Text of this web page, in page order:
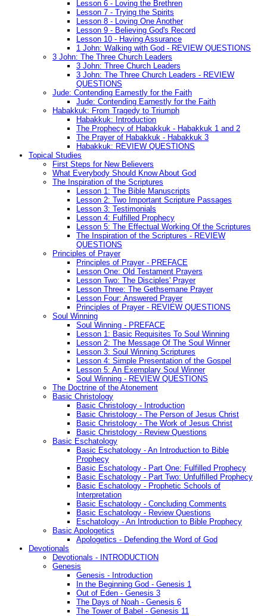
Lesson 6 - Loving the Brethren
Lesson 7 - Trying the Spirits
Lesson 8 - Loving One Another
Lesson 9 - Believing God's Record
Lesson 10 - Having Assurance
1 John: Walking with God - REVIEW QUESTIONS
3 John: The Three Church Leaders
3 John: Three Church Leaders
3 John: The Three Church Leaders - REVIEW
QUESTIONS
Jude: Contending Earnestly for the Faith
Jude: Contending Earnestly for the Faith
Habakkuk: From Tragedy to Triumph
Habakkuk: Introduction
The Prophecy of Habakkuk - Habakkuk 1 and 2
The Prayer of Habakkuk - Habakkuk 3
Habakkuk: REVIEW QUESTIONS
Topical Studies
First Steps for New Believers
What Everybody Should Know About God
The Inspiration of the Scriptures
Lesson 1: The Bible Manuscripts
Lesson 2: Two Important Scripture Passages
Lesson 3: Testimonials
Lesson 4: Fulfilled Prophecy
Lesson 5: The Effectual Working Of the Scriptures
The Inspiration of the Scriptures - REVIEW
QUESTIONS
Principles of Prayer
Principles of Prayer - PREFACE
Lesson One: Old Testament Prayers
Lesson Two: The Disciples' Prayer
Lesson Three: The Gethsemane Prayer
Lesson Four: Answered Prayer
Principles of Prayer - REVIEW QUESTIONS
Soul Winning
Soul Winning - PREFACE
Lesson 1: Basic Requisites To Soul Winning
Lesson 2: The Message Of The Soul Winner
Lesson 3: Soul Winning Scriptures
Lesson 4: Simple Presentation of the Gospel
Lesson 5: An Exemplary Soul Winner
Soul Winning - REVIEW QUESTIONS
The Doctrine of the Atonement
Basic Christology
Basic Christology - Introduction
Basic Christology - The Person of Jesus Christ
Basic Christology - The Work of Jesus Christ
Basic Christology - Review Questions
Basic Eschatology
Basic Eschatology - An Introduction to Bible
Prophecy
Basic Eschatology - Part One: Fulfilled Prophecy
Basic Eschatology - Part Two: Unfulfilled Prophecy
Basic Eschatology - Prophetic Schools of
Interpretation
Basic Eschatology - Concluding Comments
Basic Eschatology - Review Questions
Eschatology - An Introduction to Bible Prophecy
Basic Apologetics
Apologetics - Defending the Word of God
Devotionals
Devotionals - INTRODUCTION
Genesis
Genesis - Introduction
In the Beginning God - Genesis 1
Out of Eden - Genesis 3
The Days of Noah - Genesis 6
The Tower of Babel - Genesis 11